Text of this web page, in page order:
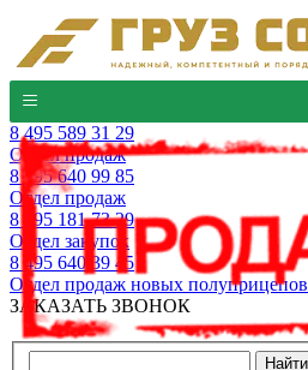
8 495 589 31 29
Отдел продаж
8 495 640 99 85
Отдел продаж
8 495 181 73 29
Отдел закупок
8 495 640 39 45
Отдел продаж новых полуприцепов
ЗАКАЗАТЬ ЗВОНОК